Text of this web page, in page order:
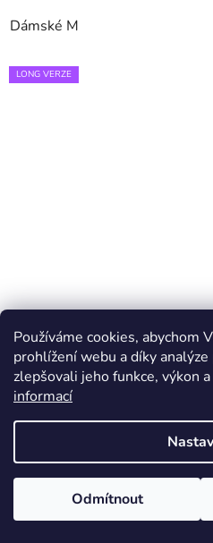
Používáme cookies, abychom
prohlížení webu a díky
zlepšovali jeho funkce, výkon
informací
Odmítnout
Dámské M
LONG VERZE